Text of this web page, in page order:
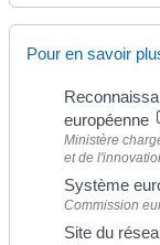
Pour en savoir
européenne
Ministère
et de
Système
Commission
Site du